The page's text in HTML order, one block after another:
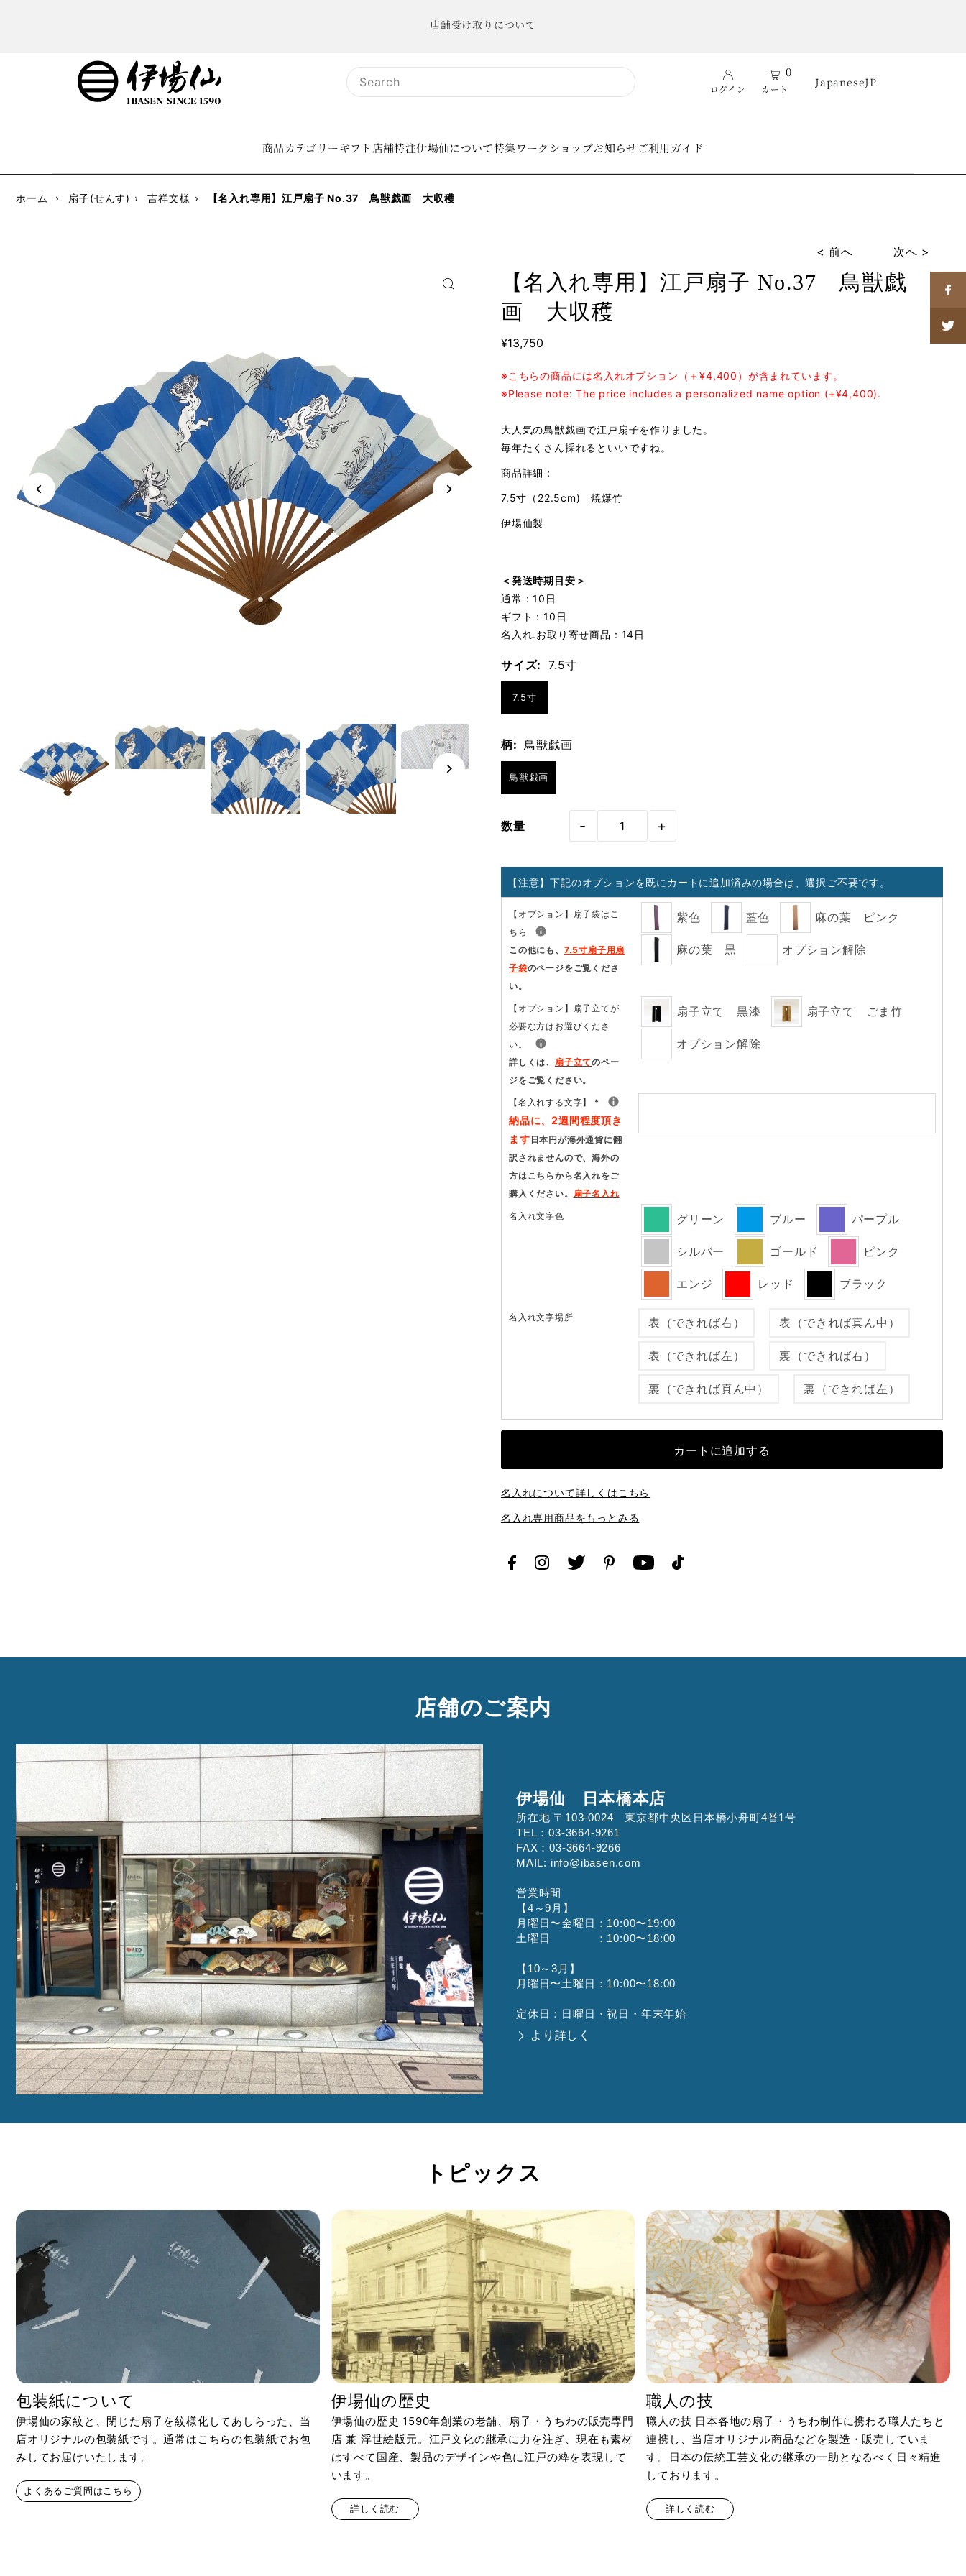
店舗受け取りについて
ログイン
0
カート JapaneseJP
商品カテゴリーギフト 店舗特注伊場仙について特集ワークショップお知らせご利用ガイド
ホーム › 扇子(せんす) › 吉祥文様 › 【名入れ専用】江戸扇子 No.37 鳥獣戯画 大収穫
< 前へ 次へ >
【名入れ専用】江戸扇子 No.37 鳥獣戯
画 大収穫
¥13,750
※こちらの商品には名入れオプション（＋¥4,400）が含まれています。
※Please note: The price includes a personalized name option (+¥4,400).
大人気の鳥獣戯画で江戸扇子を作りました。
毎年たくさん採れるといいですね。
商品詳細：
7.5寸 （22.5cm) 焼煤竹
伊場仙製
＜発送時期目安＞
通常：10日
ギフト：10日
名入れ.お取り寄せ商品：14日
サイズ: 7.5寸
7.5寸
柄: 鳥獣戯画
鳥獣戯画
数量 - +
【注意】下記のオプションを既にカートに追加済みの場合は、選択ご不要です。
【オプション】扇子袋はこ
ちら
この他にも、 7.5寸扇子用扇
子袋のページをご覧くださ
い。
紫色 藍色 麻の葉 ピンク
麻の葉 黒 オプション解除
【オプション】扇子立てが
必要な方はお選びくださ
い。
詳しくは、 扇子立てのペー
ジをご覧ください。
扇子立て 黒漆 扇子立て ごま竹
オプション解除
【名入れする文字】 *
納品に、2週間程度頂き
ます 日本円が海外通貨に翻
訳されませんので、海外の
方はこちらから名入れをご
購入ください。 扇子名入れ
名入れ文字色 グリーン ブルー パープル
シルバー ゴールド ピンク
エンジ レッド ブラック
名入れ文字場所 表（できれば右） 表（できれば真ん中）
表（できれば左） 裏（できれば右）
裏（できれば真ん中） 裏（できれば左）
名入れについて詳しくはこちら
名入れ専用商品をもっとみる
店舗のご案内
伊場仙 日本橋本店
所在地 〒103-0024 東京都中央区日本橋小舟町4番1号
TEL：03-3664-9261
FAX：03-3664-9266
MAIL: info@ibasen.com
営業時間
【4～9月】
月曜日〜金曜日：10:00〜19:00
土曜日 ：10:00〜18:00
【10～3月】
月曜日〜土曜日：10:00〜18:00
定休日：日曜日・祝日・年末年始
より詳しく
トピックス
包装紙について
伊場仙の家紋と、閉じた扇子を紋様化してあしらった、当
店オリジナルの包装紙です。通常はこちらの包装紙でお包
みしてお届けいたします。
よくあるご質問はこちら
伊場仙の歴史
伊場仙の歴史 1590年創業の老舗、扇子・うちわの販売専門
店 兼 浮世絵版元。江戸文化の継承に力を注ぎ、現在も素材
はすべて国産、製品のデザインや色に江戸の粋を表現して
います。
詳しく読む
職人の技
職人の技 日本各地の扇子・うちわ制作に携わる職人たちと
連携し、当店オリジナル商品などを製造・販売していま
す。日本の伝統工芸文化の継承の一助となるべく日々精進
しております。
詳しく読む